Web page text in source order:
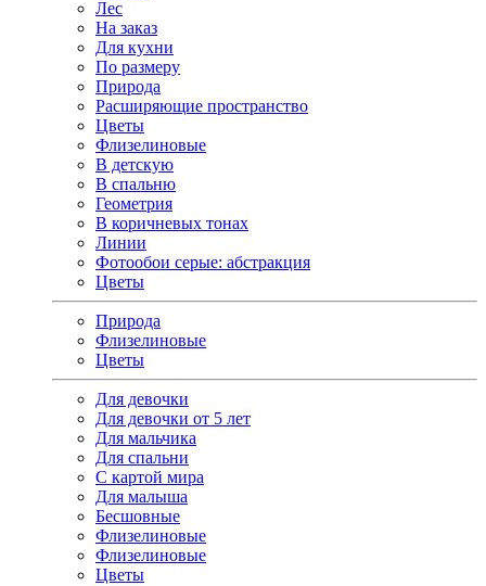
Лес
На заказ
Для кухни
По размеру
Природа
Расширяющие пространство
Цветы
Флизелиновые
В детскую
В спальню
Геометрия
В коричневых тонах
Линии
Фотообои серые: абстракция
Цветы
Природа
Флизелиновые
Цветы
Для девочки
Для девочки от 5 лет
Для мальчика
Для спальни
С картой мира
Для малыша
Бесшовные
Флизелиновые
Флизелиновые
Цветы